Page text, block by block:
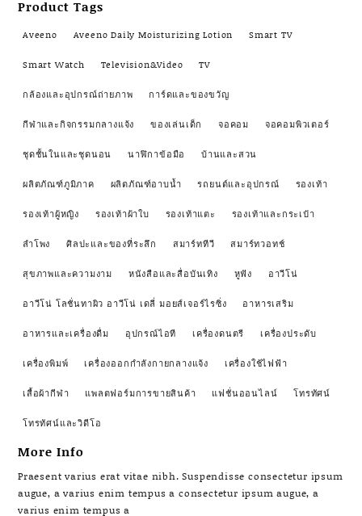
Product Tags
Aveeno Aveeno Daily Moisturizing Lotion Smart TV
Smart Watch Television&Video TV
กล้องและอุปกรณ์ถ่ายภาพ การ์ดและของขวัญ
กีฬาและกิจกรรมกลางแจ้ง ของเล่นเด็ก จอคอม จอคอมพิวเตอร์
ชุดชั้นในและชุดนอน นาฬิกาข้อมือ บ้านและสวน
ผลิตภัณฑ์ภูมิภาค ผลิตภัณฑ์อาบน้ำ รถยนต์และอุปกรณ์ รองเท้า
รองเท้าผู้หญิง รองเท้าผ้าใบ รองเท้าแตะ รองเท้าและกระเป๋า
ลำโพง ศิลปะและของที่ระลึก สมาร์ททีวี สมาร์ทวอทช์
สุขภาพและความงาม หนังสือและสื่อบันเทิง หูฟัง อาวีโน่
อาวีโน่ โลชั่นทาผิว อาวีโน่ เดลี่ มอยส์เจอร์ไรซิ่ง อาหารเสริม
อาหารและเครื่องดื่ม อุปกรณ์ไอที เครื่องดนตรี เครื่องประดับ
เครื่องพิมพ์ เครื่องออกกำลังกายกลางแจ้ง เครื่องใช้ไฟฟ้า
เสื้อผ้ากีฬา แพลตฟอร์มการขายสินค้า แฟชั่นออนไลน์ โทรทัศน์
โทรทัศน์และวิดีโอ
More Info
Praesent varius erat vitae nibh. Suspendisse consectetur ipsum
augue, a varius enim tempus a consectetur ipsum augue, a
varius enim tempus a